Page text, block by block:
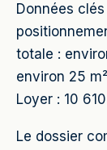
Données
totale :
environ 25
Loyer : 10
Le dossier